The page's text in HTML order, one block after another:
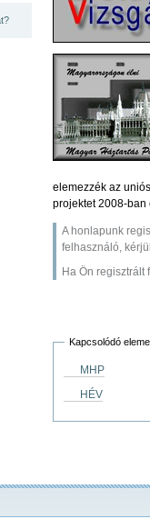
elemezzék az
projektet 2008-ban
A honlapunk
felhasználó,
Ha Ön regisztrált
Kapcsolódó
MHP
HÉV